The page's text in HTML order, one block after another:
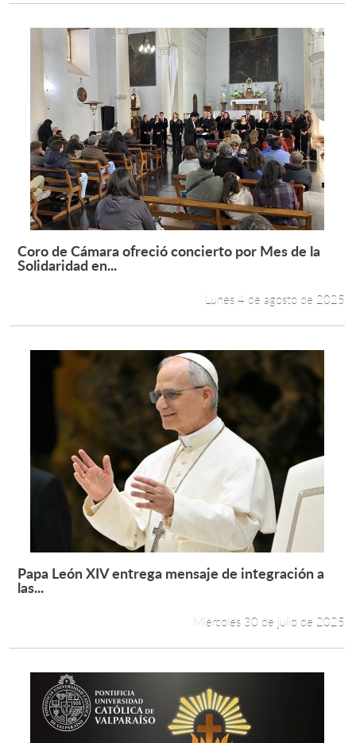
Leer más +
Coro de Cámara ofreció concierto por Mes de la
Solidaridad en...
Lunes 4 de agosto de 2025
Leer más +
Papa León XIV entrega mensaje de integración a
las...
Miércoles 30 de julio de 2025